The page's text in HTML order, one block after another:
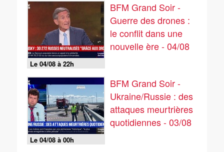
Le 04/08 à 22h
BFM Grand Soir -
Guerre des drones :
le conflit dans une
nouvelle ère - 04/08
Le 04/08 à 00h
BFM Grand Soir -
Ukraine/Russie : des
attaques meurtrières
quotidiennes - 03/08